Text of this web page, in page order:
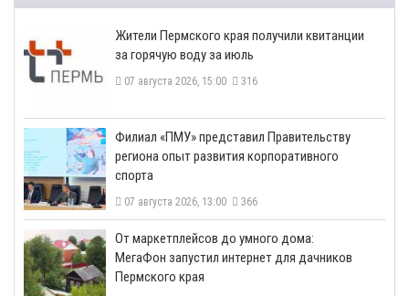
​Жители Пермского края получили квитанции
за горячую воду за июль
07 августа 2026, 15:00 316
​Филиал «ПМУ» представил Правительству
региона опыт развития корпоративного
спорта
07 августа 2026, 13:00 366
От маркетплейсов до умного дома:
МегаФон запустил интернет для дачников
Пермского края